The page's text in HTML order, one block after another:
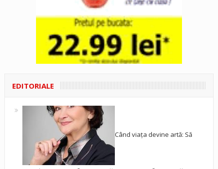
EDITORIALE
Când viața devine artă: Să